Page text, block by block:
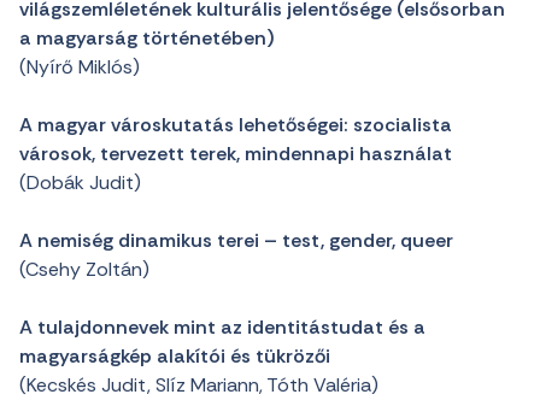
világszemléletének kulturális jelentősége (elsősorban
a magyarság történetében)
(Nyírő Miklós)
A magyar városkutatás lehetőségei: szocialista
városok, tervezett terek, mindennapi használat
(Dobák Judit)
A nemiség dinamikus terei – test, gender, queer
(Csehy Zoltán)
A tulajdonnevek mint az identitástudat és a
magyarságkép alakítói és tükrözői
(Kecskés Judit, Slíz Mariann, Tóth Valéria)